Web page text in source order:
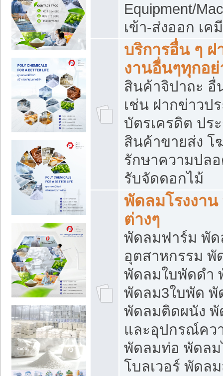
Equipment/
เข้า-ส่งออก เ
บริการอื่น ๆ
งานอื่นๆทุกอ
สินค้าจิปาถะ อื่
เช่น ฝากข่าวป
บัตรเครดิต ปร
สินค้าขายส่ง
รักษาความปล
รับจัดดอกไม้
พัดลมโรงงา
ต่างๆ
พัดลมฟาร์ม พัด
อุตสาหกรรม
พัดลมใบพัดดำ
พัดลม3ใบพัด พั
พัดลมติดผนัง
และอุปกรณ์คว
พัดลมท่อ พัดลม
โบลเวอร์ พัดล